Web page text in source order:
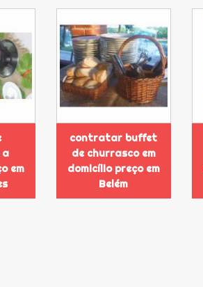
a
em
contratar buffet
de churrasco em
domicílio preço em
Belém